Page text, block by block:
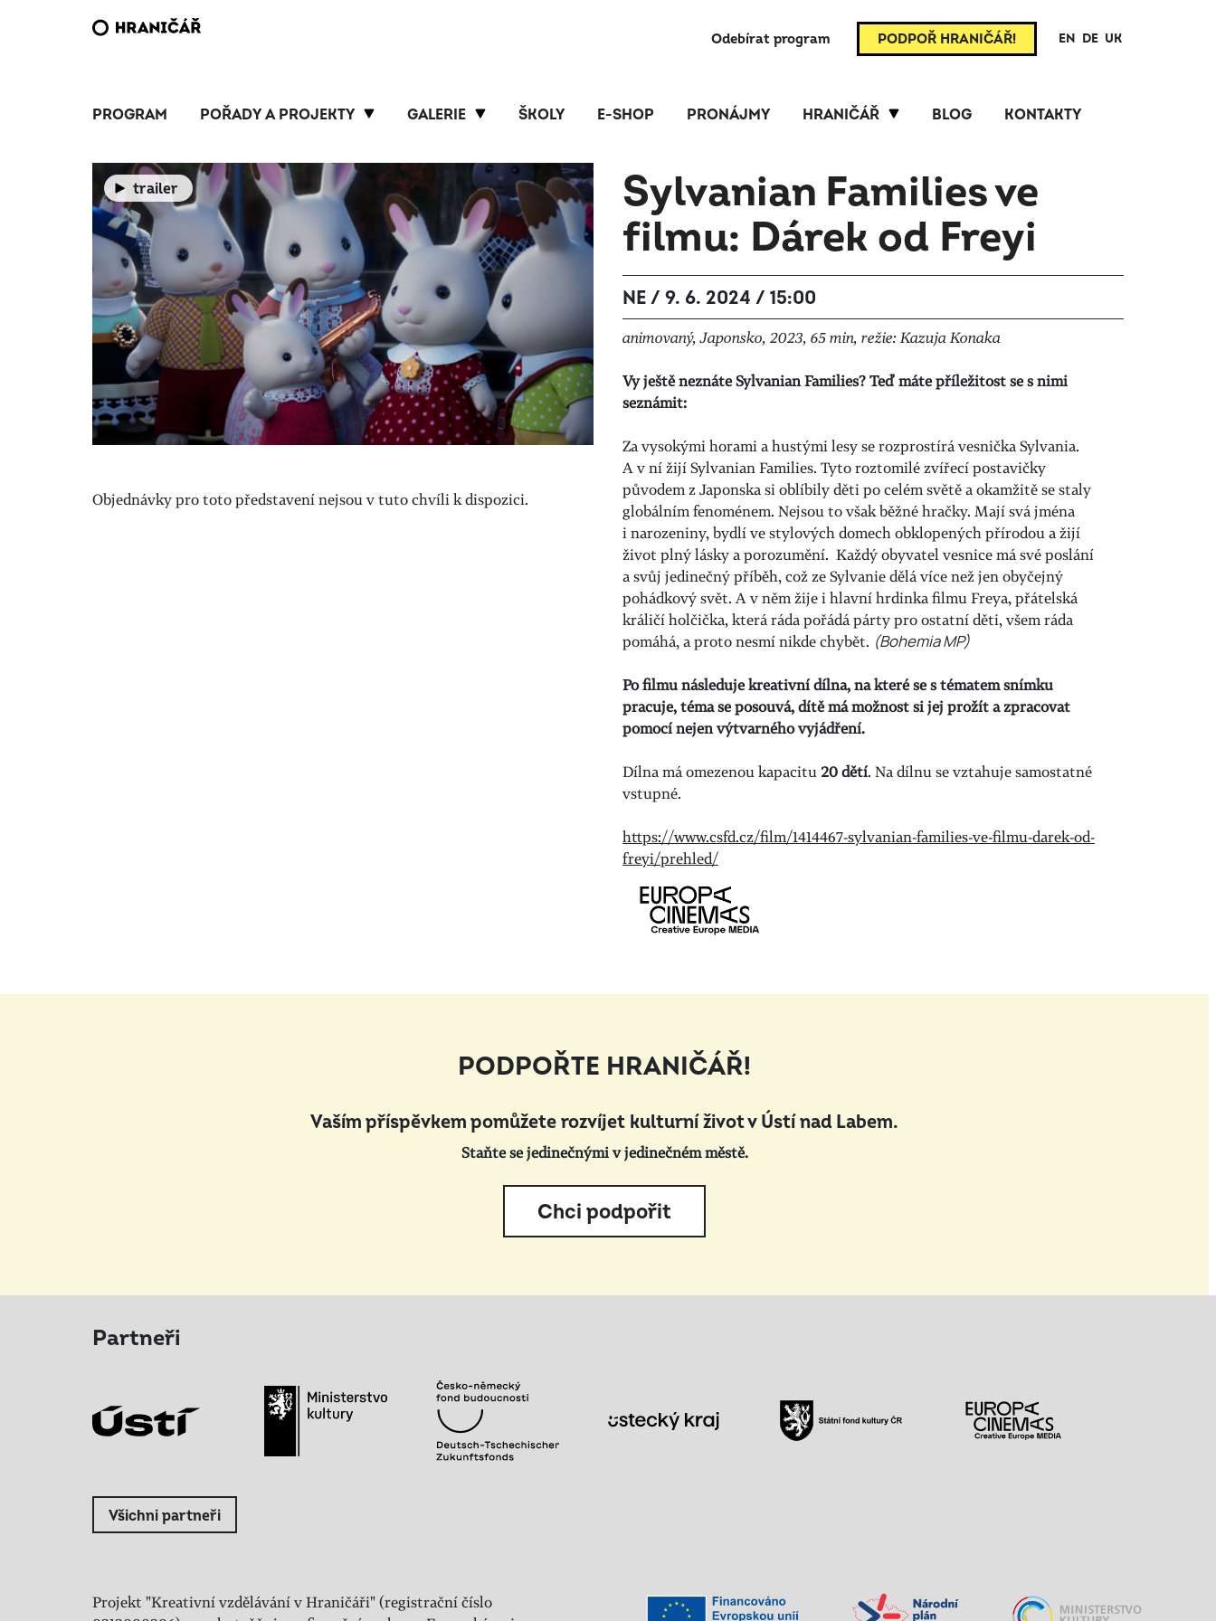
Odebírat program PODPOŘ HRANIČÁŘ! EN DE UK
PROGRAM POŘADY A PROJEKTY GALERIE ŠKOLY E-SHOP PRONÁJMY HRANIČÁŘ BLOG KONTAKTY
trailer
Sylvanian Families ve
filmu: Dárek od Freyi
NE / 9. 6. 2024 / 15:00
animovaný, Japonsko, 2023, 65 min, režie: Kazuja Konaka
Vy ještě neznáte Sylvanian Families?Teď máte příležitost se s nimi
seznámit:
Za vysokými horami a hustými lesy se rozprostírá vesnička Sylvania.
A v ní žijí Sylvanian Families. Tyto roztomilé zvířecí postavičky
původem z Japonska si oblíbily děti po celém světě a okamžitě se staly
globálním fenoménem. Nejsou to však běžné hračky. Mají svá jména
i narozeniny, bydlí ve stylových domech obklopených přírodou a žijí
život plný lásky a porozumění. Každý obyvatel vesnice má své poslání
a svůj jedinečný příběh, což ze Sylvanie dělá více než jen obyčejný
pohádkový svět. A v něm žije i hlavní hrdinka filmu Freya, přátelská
králičí holčička, která ráda pořádá párty pro ostatní děti, všem ráda
pomáhá, a proto nesmí nikde chybět. (Bohemia MP)
Po filmu následuje kreativní dílna, na které se s tématem snímku
pracuje, téma se posouvá, dítě má možnost si jej prožít a zpracovat
pomocí nejen výtvarného vyjádření.
Dílna má omezenou kapacitu 20 dětí. Na dílnu se vztahuje samostatné
vstupné.
https://www.csfd.cz/film/1414467-sylvanian-families-ve-filmu-darek-od-
freyi/prehled/
Objednávky pro toto představení nejsou v tuto chvíli k dispozici.
PODPOŘTE HRANIČÁŘ!
Vaším příspěvkem pomůžete rozvíjet kulturní život v Ústí nad Labem.
Staňte se jedinečnými v jedinečném městě.
Chci podpořit
Partneři
Všichni partneři
Projekt "Kreativní vzdělávání v Hraničáři" (registrační číslo